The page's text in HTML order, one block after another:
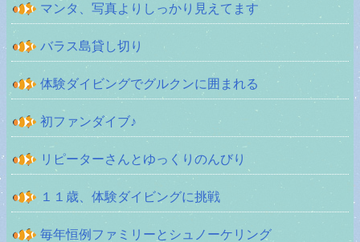
マンタ、写真よりしっかり見えてます
バラス島貸し切り
体験ダイビングでグルクンに囲まれる
初ファンダイブ♪
リピーターさんとゆっくりのんびり
１１歳、体験ダイビングに挑戦
毎年恒例ファミリーとシュノーケリング